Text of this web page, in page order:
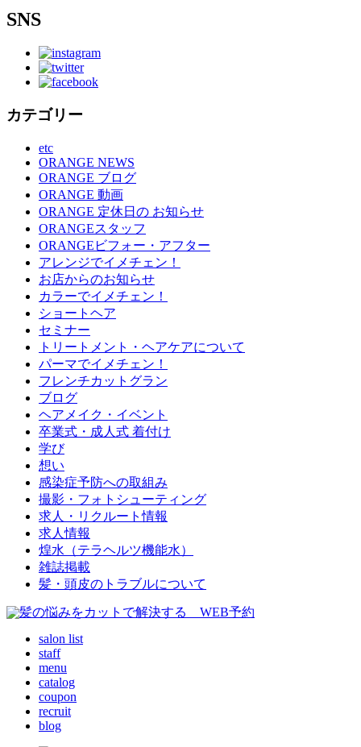
SNS
カテゴリー
etc
ORANGE NEWS
ORANGE ブログ
ORANGE 動画
ORANGE 定休日の お知らせ
ORANGEスタッフ
ORANGEビフォー・アフター
アレンジでイメチェン！
お店からのお知らせ
カラーでイメチェン！
ショートヘア
セミナー
トリートメント・ヘアケアについて
パーマでイメチェン！
フレンチカットグラン
ブログ
ヘアメイク・イベント
卒業式・成人式 着付け
学び
想い
感染症予防への取組み
撮影・フォトシューティング
求人・リクルート情報
求人情報
煌水（テラヘルツ機能水）
雑誌掲載
髪・頭皮のトラブルについて
salon list
staff
menu
catalog
coupon
recruit
blog